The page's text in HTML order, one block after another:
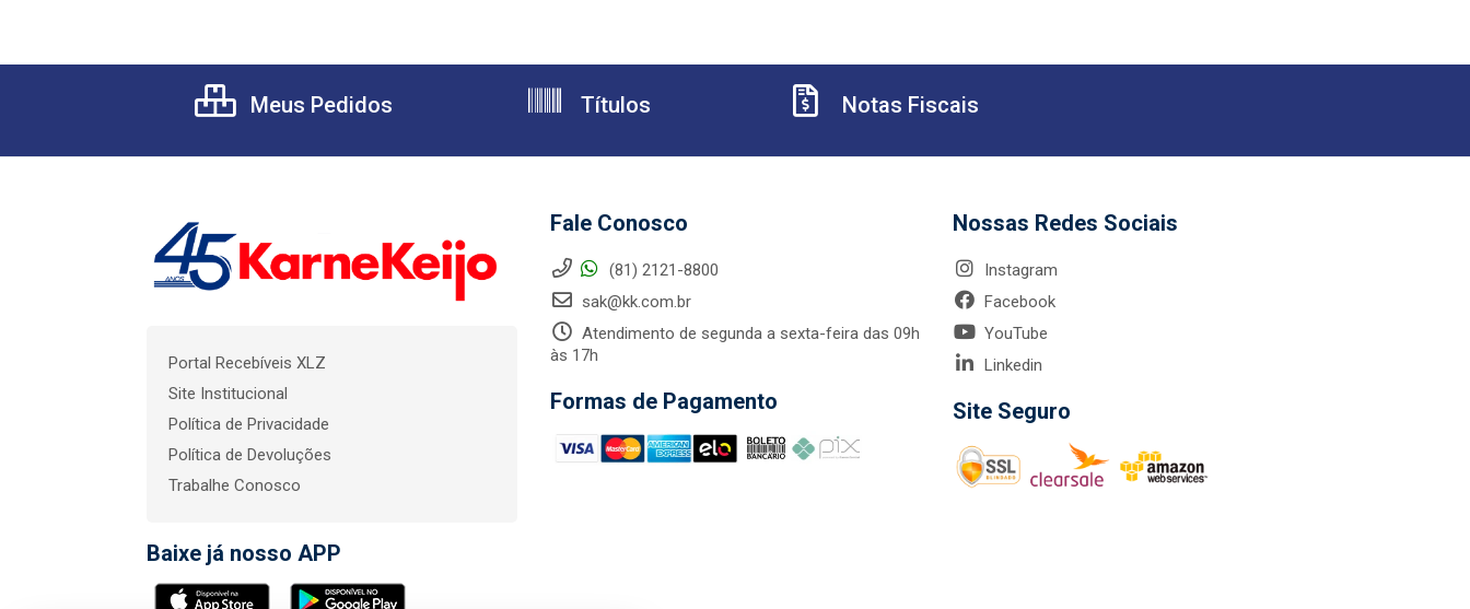
Meus Pedidos Títulos Notas Fiscais
Portal Recebíveis XLZ
Site Institucional
Política de Privacidade
Política de Devoluções
Trabalhe Conosco
Baixe já nosso APP
Fale Conosco
(81) 2121-8800
sak@kk.com.br
Atendimento de segunda a sexta-feira das 09h
às 17h
Formas de Pagamento
Nossas Redes Sociais
Instagram
Facebook
YouTube
Linkedin
Site Seguro